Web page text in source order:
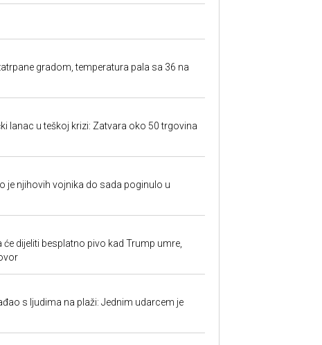
gradom, temperatura pala sa 36 na
lanac u teškoj krizi: Zatvara oko 50 trgovina
je njihovih vojnika do sada poginulo u
će dijeliti besplatno pivo kad Trump umre,
s ljudima na plaži: Jednim udarcem je